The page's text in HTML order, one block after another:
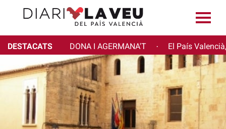
DESTACATS DONA I AGERMANA'T · El País